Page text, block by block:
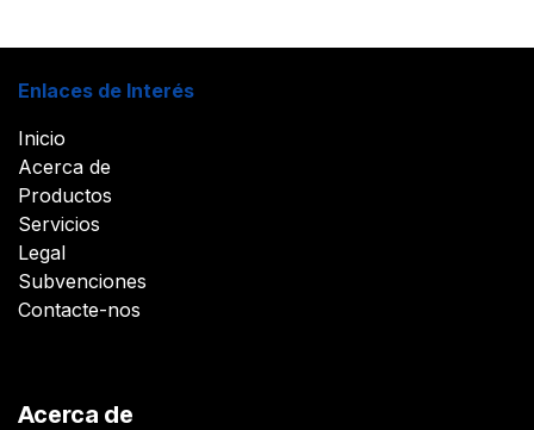
Enlaces de Interés
Inicio
Acerca de
Productos
Servicios
Legal
Subvenciones
Contacte-nos
Acerca de